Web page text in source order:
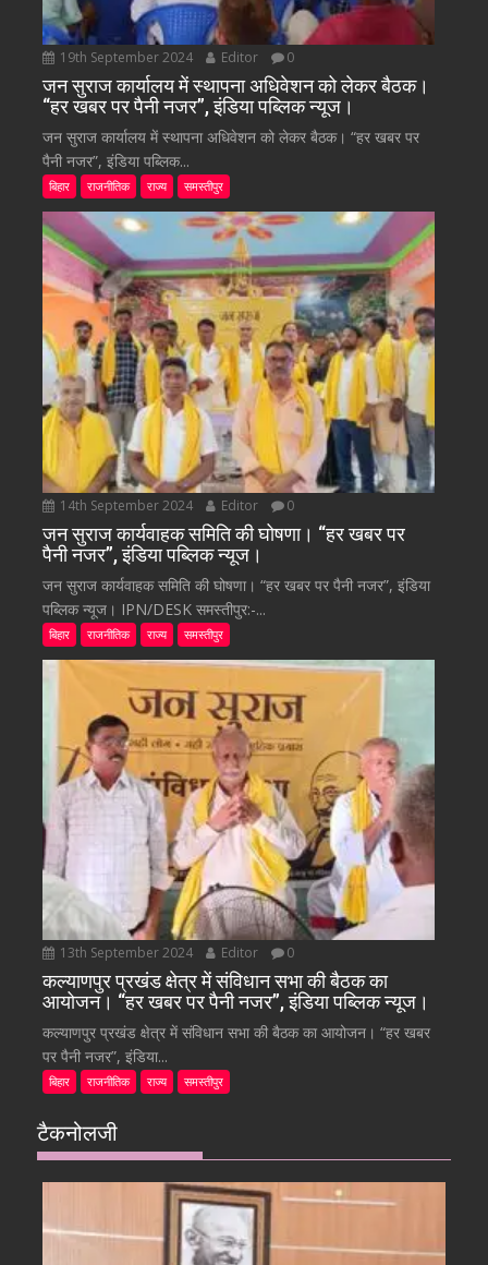
19th September 2024 Editor 0
जन सुराज कार्यालय में स्थापना अधिवेशन को लेकर बैठक।
“हर खबर पर पैनी नजर”, इंडिया पब्लिक न्यूज।
जन सुराज कार्यालय में स्थापना अधिवेशन को लेकर बैठक। “हर खबर पर
पैनी नजर”, इंडिया पब्लिक...
बिहार राजनीतिक राज्य समस्तीपुर
14th September 2024 Editor 0
जन सुराज कार्यवाहक समिति की घोषणा। “हर खबर पर
पैनी नजर”, इंडिया पब्लिक न्यूज।
जन सुराज कार्यवाहक समिति की घोषणा। “हर खबर पर पैनी नजर”, इंडिया
पब्लिक न्यूज। IPN/DESK समस्तीपुर:-...
बिहार राजनीतिक राज्य समस्तीपुर
13th September 2024 Editor 0
कल्याणपुर प्रखंड क्षेत्र में संविधान सभा की बैठक का
आयोजन। “हर खबर पर पैनी नजर”, इंडिया पब्लिक न्यूज।
कल्याणपुर प्रखंड क्षेत्र में संविधान सभा की बैठक का आयोजन। “हर खबर
पर पैनी नजर”, इंडिया...
बिहार राजनीतिक राज्य समस्तीपुर
टैकनोलजी